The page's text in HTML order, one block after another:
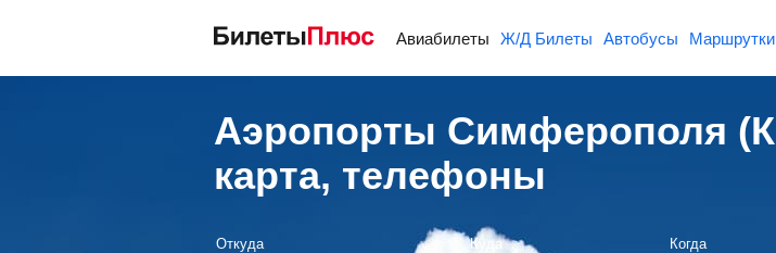
Авиабилеты Ж/Д Билеты Автобусы Маршрутки
Аэропорты Симферополя
карта, телефоны
Откуда Куда Когда